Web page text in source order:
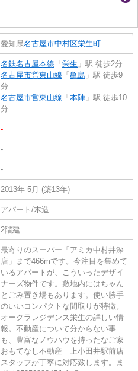
愛知県名古屋市中村区栄生町
名鉄名古屋本線 「 栄生 」駅 徒歩2分
名古屋市営東山線 「 亀島 」駅 徒歩9
分
名古屋市営東山線 「 本陣 」駅 徒歩10
分
-
-
-
2013年 5月 (築13年)
アパート/木造
2階建
最寄りのスーパー「アミカ中村井深
店」まで466mです。今注目を集めて
いるアパートが、こういったデザイ
ナーズ物件です。敷地内にはちゃん
とごみ置き場もあります。使い勝手
のいいコンパクトな間取りが特徴。
オークラレジデンス栄生の詳しい情
報。不動産について分からない事
も、豊富なノウハウを持ったなご家
おもてなし不動産 上小田井駅前店
スタッフが丁寧に対応致します。ま